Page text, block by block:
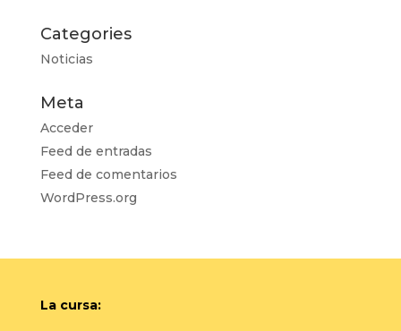
Categories
Noticias
Meta
Acceder
Feed de entradas
Feed de comentarios
WordPress.org
La cursa: